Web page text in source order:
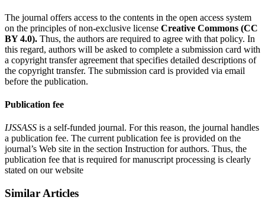
The journal offers access to the contents in the open access system
on the principles of non-exclusive license Creative Commons (CC
BY 4.0). Thus, the authors are required to agree with that policy. In
this regard, authors will be asked to complete a submission card with
a copyright transfer agreement that specifies detailed descriptions of
the copyright transfer. The submission card is provided via email
before the publication.
Publication fee
IJSSASS is a self-funded journal. For this reason, the journal handles
a publication fee. The current publication fee is provided on the
journal’s Web site in the section Instruction for authors. Thus, the
publication fee that is required for manuscript processing is clearly
stated on our website
Similar Articles